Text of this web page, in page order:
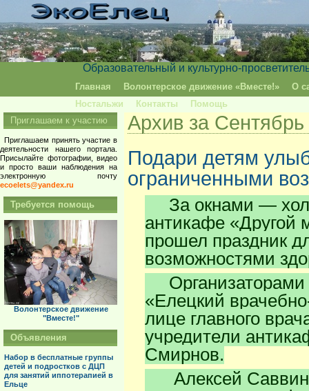
Образовательный и культурно-
Главная Волонтерское движение «Вместе!»
О
Ностальжи
Контакты Помощь
Архив за
Подари детям
ограниченными
За окнами —
антикафе «Другой
прошел праздник
возможностями
Организаторами
«Елецкий
лице главного
учредители
Смирнов.
Алексей Саввин
Приглашаем к участию
Приглашаем принять участие в
деятельности нашего портала.
Присылайте фотографии, видео
и просто ваши наблюдения на
электронную почту
ecoelets@yandex.ru
Требуется помощь
Волонтерское движение
"Вместе!"
Объявления
Набор в бесплатные группы
детей и подростков с ДЦП
для занятий иппотерапией в
Ельце